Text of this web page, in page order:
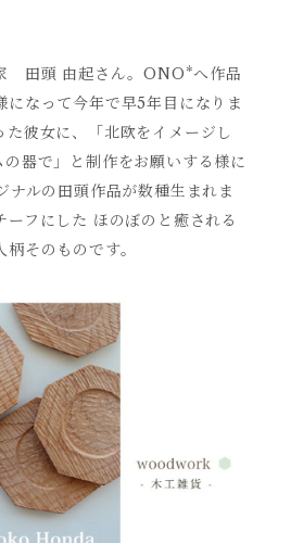
田頭 由起さん。ONO*へ作品
になって今年で早5年目になりま
た彼女に、「北欧をイメージし
の器で」と制作をお願いする様に
ルの田頭作品が数種生まれま
ーフにした ほのぼのと癒される
そのものです。